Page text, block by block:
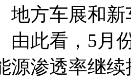
地方车展和
由此看，5月
源渗透率继